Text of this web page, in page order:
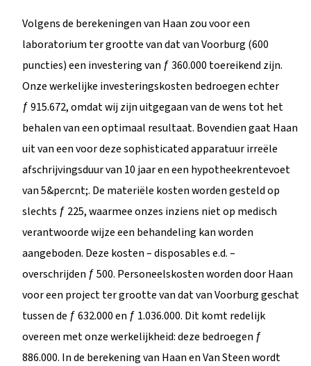
Volgens de berekeningen van Haan zou voor een
laboratorium ter grootte van dat van Voorburg (600
puncties) een investering van ƒ 360.000 toereikend zijn.
Onze werkelijke investeringskosten bedroegen echter
ƒ 915.672, omdat wij zijn uitgegaan van de wens tot het
behalen van een optimaal resultaat. Bovendien gaat Haan
uit van een voor deze sophisticated apparatuur irreële
afschrijvingsduur van 10 jaar en een hypotheekrentevoet
van 5&percnt;. De materiële kosten worden gesteld op
slechts ƒ 225, waarmee onzes inziens niet op medisch
verantwoorde wijze een behandeling kan worden
aangeboden. Deze kosten – disposables e.d. –
overschrijden ƒ 500. Personeelskosten worden door Haan
voor een project ter grootte van dat van Voorburg geschat
tussen de ƒ 632.000 en ƒ 1.036.000. Dit komt redelijk
overeen met onze werkelijkheid: deze bedroegen ƒ
886.000. In de berekening van Haan en Van Steen wordt